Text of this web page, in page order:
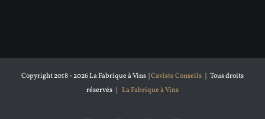
Copyright 2018 -2026 La Fabrique à Vins |Caviste Conseils | Tous droits
réservés | La Fabrique à Vins